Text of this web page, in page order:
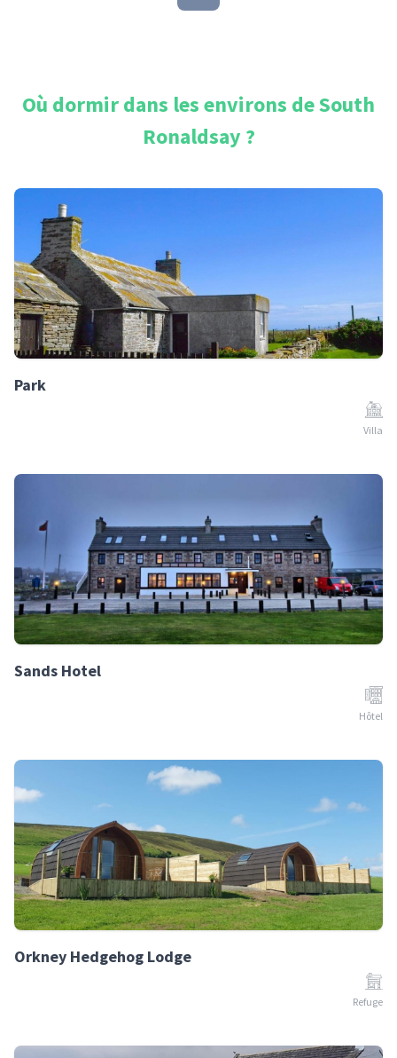
Où dormir dans les environs deSouth
Ronaldsay ?
Park
Villa
Sands Hotel
Hôtel
Orkney Hedgehog Lodge
Refuge